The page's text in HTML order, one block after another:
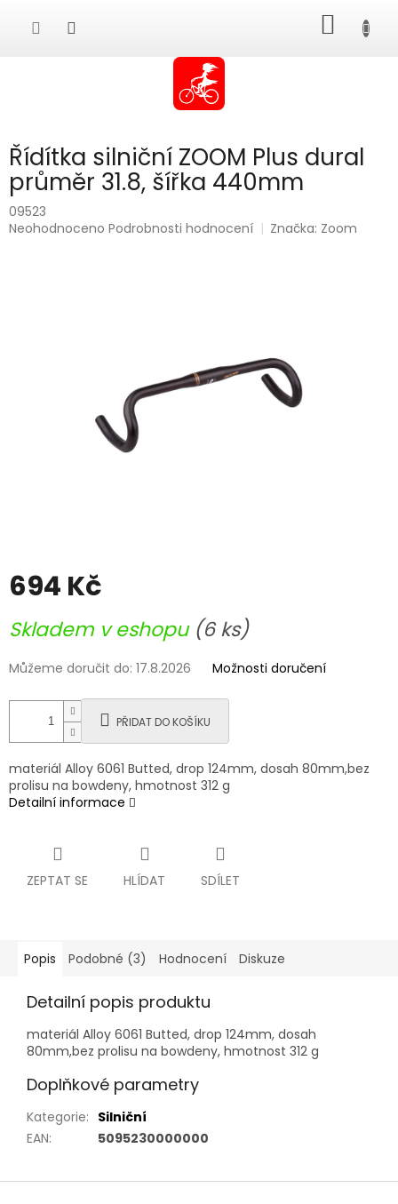
KOŠÍK
Řídítka silniční ZOOM Plus dural
průměr 31.8, šířka 440mm
09523
Průměrné
Neohodnoceno Podrobnosti hodnocení Značka: Zoom
694 Kč
cena:
Skladem v eshopu (6 ks)
Můžeme doručit do: 17.8.2026 Možnosti doručení
PŘIDAT DO KOŠÍKU
materiál Alloy 6061 Butted, drop 124mm, dosah 80mm,bez
prolisu na bowdeny, hmotnost 312 g
Detailní informace
ZEPTAT SE HLÍDAT SDÍLET
Popis Podobné (3) Hodnocení Diskuze
Detailní popis produktu
materiál Alloy 6061 Butted, drop 124mm, dosah
80mm,bez prolisu na bowdeny, hmotnost 312 g
Doplňkové parametry
Kategorie: Silniční
EAN: 5095230000000
Z